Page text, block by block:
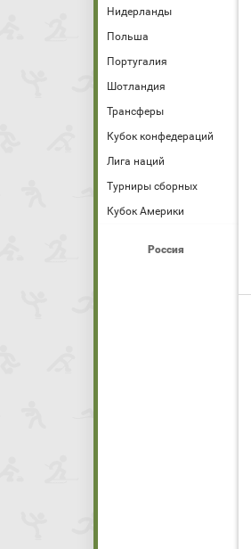
Нидерланды
Польша
Португалия
Шотландия
Трансферы
Кубок конфедераций
Лига наций
Турниры сборных
Кубок Америки
Россия